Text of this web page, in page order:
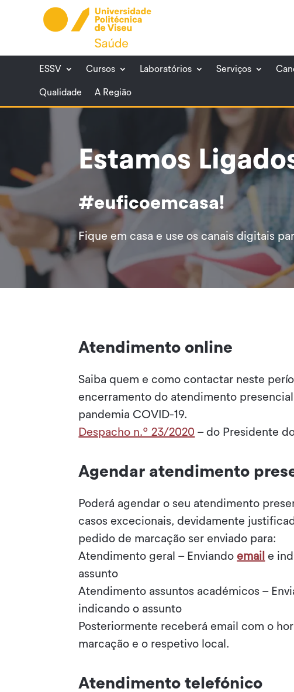
ESSV Cursos Laboratórios Serviços
Qualidade A Região
Estamos
#euficoemcasa!
Fique em casa e use os canais digitais
Atendimento online
Saiba quem e como contactar neste
encerramento do atendimento
pandemia COVID-19.
Despacho n.º 23/2020 – do Presidente
Agendar atendimento
Poderá agendar o seu atendimento
casos excecionais, devidamente
pedido de marcação ser enviado para:
Atendimento geral – Enviandoemail e
assunto
Atendimento assuntos académicos –
indicando o assunto
Posteriormente receberá email com o
marcação e o respetivo local.
Atendimento telefónico